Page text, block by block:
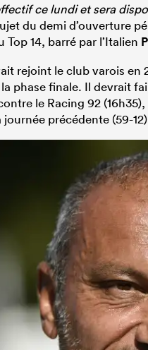
ce lundi et sera
du demi d’ouverture
Top 14, barré par l’Italien
rejoint le club varois
phase finale. Il devrait
le Racing 92
journée précédente (59-